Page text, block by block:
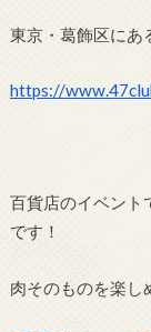
東京・葛飾区にあ
https://
百貨店のイベント
です！
肉そのものを楽し